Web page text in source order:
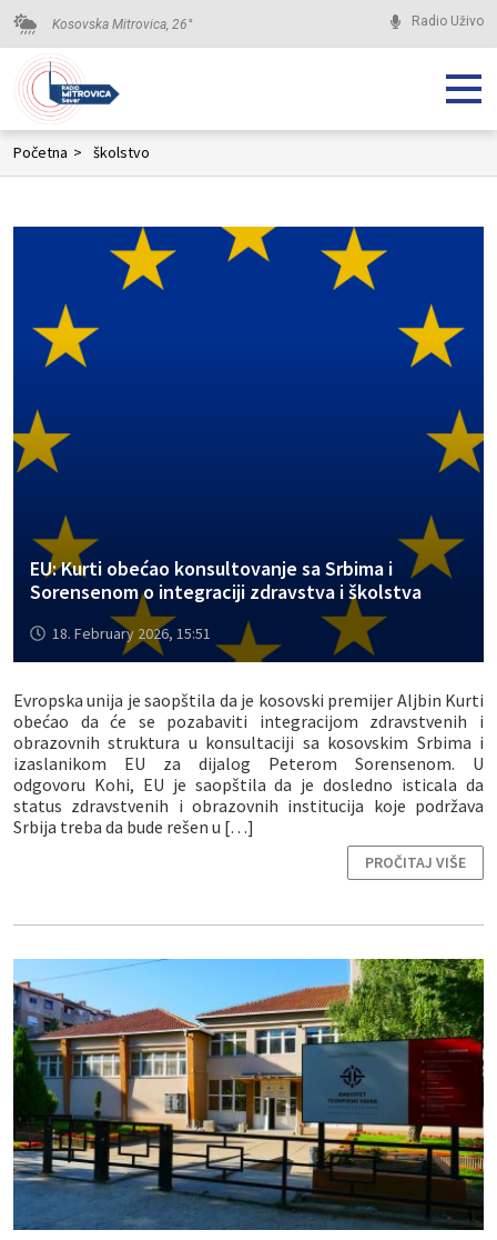
Kosovska Mitrovica, 26° Radio Uživo
Početna > školstvo
EU: Kurti obećao konsultovanje sa Srbima i
Sorensenom o integraciji zdravstva i školstva
18. February 2026, 15:51
Evropska unija je saopštila da je kosovski premijer Aljbin Kurti
obećao da će se pozabaviti integracijom zdravstvenih i
obrazovnih struktura u konsultaciji sa kosovskim Srbima i
izaslanikom EU za dijalog Peterom Sorensenom. U
odgovoru Kohi, EU je saopštila da je dosledno isticala da
status zdravstvenih i obrazovnih institucija koje podržava
Srbija treba da bude rešen u […]
PROČITAJ VIŠE